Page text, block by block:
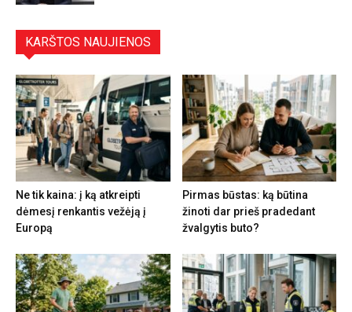
KARŠTOS NAUJIENOS
Ne tik kaina: į ką atkreipti
dėmesį renkantis vežėją į
Europą
Pirmas būstas: ką būtina
žinoti dar prieš pradedant
žvalgytis buto?